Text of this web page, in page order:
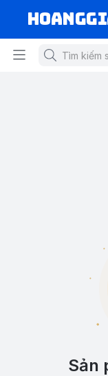
Sản